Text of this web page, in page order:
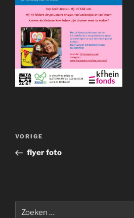
Bericht
Vorig
bericht
VORIGE
flyer foto